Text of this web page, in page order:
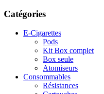
Catégories
E-Cigarettes
Pods
Kit Box complet
Box seule
Atomiseurs
Consommables
Résistances